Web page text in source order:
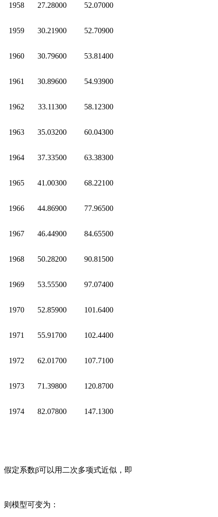
1958 27.28000 52.07000
1959 30.21900 52.70900
1960 30.79600 53.81400
1961 30.89600 54.93900
1962 33.11300 58.12300
1963 35.03200 60.04300
1964 37.33500 63.38300
1965 41.00300 68.22100
1966 44.86900 77.96500
1967 46.44900 84.65500
1968 50.28200 90.81500
1969 53.55500 97.07400
1970 52.85900 101.6400
1971 55.91700 102.4400
1972 62.01700 107.7100
1973 71.39800 120.8700
1974 82.07800 147.1300
假定系数β可以用二次多项式近似，即
则模型可变为：